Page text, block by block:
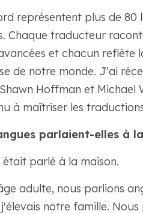
représentent plus de 80
Chaque traducteur
et chacun reflète
de notre monde. J'ai
Hoffman et Michael
à maîtriser les
parlaient-elles à
parlé à la maison.
adulte, nous parlions
notre famille.